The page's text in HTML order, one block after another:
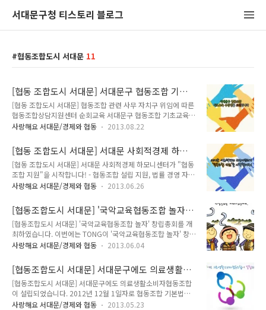
서대문구청 티스토리 블로그
협동조합도시 서대문 11
[협동 조합도시 서대문] 서대문구 협동조합 기초
교육 수강생을 모집합니다.
[협동 조합도시 서대문] 협동조합 관련 사무 자치구 위임에 따른
협동조합상담지원센터 순회교육 서대문구 협동조합 기초교육
수강생을 모집합니다. 우리 서대문구는 서울시에서 수행해 온 협
각 자치구로 위임되어 서울시 협동조합 중간지원기관인 서북권
역 협동조합 상담지원센터, 노욱 센터장을 강사로 초청하여 서대
문구청에서 “협동조합 기초교육”을 개최합니다. TONG과 함께
자세히 알아볼까요? 서울시와 서대문구는 협동조합 상담지원센
터를 협동조합 중간지원기관으로 운영하고 협동조합 아카데미
로그램 등을 실시하는 등 협동조합 기반 조성과 육성 ․ 지원을
위한 노력을 아끼지 않고 있으며 이의 연장선으로 서..
사랑해요 서대문/경제와 협동 2013.08.22
[협동 조합도시 서대문] 서대문 사회적경제 하모
니센터가 "협동조합 지원"을 시작합니다!
[협동 조합도시 서대문] 서대문 사회적경제 하모니센터가 "협동
조합 지원"을 시작합니다! - 협동조합 설립 지원, 법률 경영 자
문, 예비활동가 교육 등 추진 - 협동조합도시 서대문! 우리 서대
지원센터)를 통해 ‘협동조합 종합지원사무’를 합니다. 이에 따라
공동육아, 돌봄, 청소 분야 등의 협동조합 설립 지원과 협동조합
예비활동가 및 사업단을 위한 교육도 실시하게 됩니다. 또한 창
업 이후 협동조합이 겪을 수 있는 경영상 어려움과 문제 해결을
위해 법률, 경영, 회계 자문을 실시하고 각종 정보를 제공, ‘지역
울러 ‘한울타리사업’ 등 지역 내 협동조합 활동가 양성과 사업단
발굴을 위한 특화사업..
사랑해요 서대문/경제와 협동 2013.06.26
[협동조합도시 서대문] '국악교육협동조합 놀자'
창립총회를 개최하였습니다.
[협동조합도시 서대문] '국악교육협동조합 놀자' 창립총회를 개
최하였습니다. 이번에는 TONG이 '국악교육협동조합 놀자' 창립
총회 개최 소식을 전해드리겠습니다.:) 협동조합도시 서대문! '국
회 주 최 : 국악교육협동조합 놀자 후 원 : (주)매직피쉬 프로덕션
일 시 : 2013.6.2.(일) 장 소 : 서대문구 홍제동 273-42 승희반석
빌딩 5층 식 순 : 1부 창립총회 / 2부 축하공연 '국악교육협동조
합 놀자'를 준비하는 모임은 외래 음악에 소외되고 있는 국악과
국악교육을 우리 생활의 일부로 널리 전파하고자 학생, 일반인을
사랑해요 서대문/경제와 협동 2013.06.04
[협동조합도시 서대문] 서대문구에도 의료생활소
비자협동조합이 설립되었습니다.
[협동조합도시 서대문] 서대문구에도 의료생활소비자협동조합
이 설립되었습니다. 2012년 12월 1일자로 협동조합 기본법이
발효된거 아시죠? 발효된 이후 협동조합에 대한 관심이 더욱 높
사랑해요 서대문/경제와 협동 2013.05.23